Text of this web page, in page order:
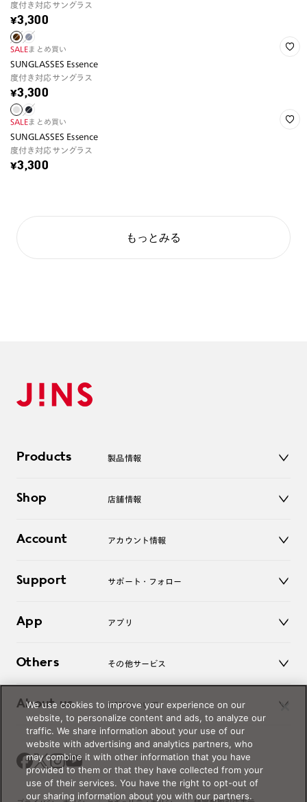
度付き対応サングラス
¥3,300
SALEまとめ買い
SUNGLASSES Essence
度付き対応サングラス
¥3,300
SALEまとめ買い
SUNGLASSES Essence
度付き対応サングラス
¥3,300
もっとみる
Products 製品情報
サングラス
コンタクトレンズ
アクセサリー
Shop 店舗情報
オンラインショップ
Account アカウント情報
ログアウト
Support サポート・フォロー
よくあるご質問
お問い合わせ
App アプリ
Others その他サービス
レンズ交換
オンラインギフト
価格案内
About us JINSについて
Magnify Life
会社概要
採用情報
法人のお客様
出店について
We use cookies to improve your experience on our
website, to personalize content and ads, to analyze our
traffic. We share information about your use of our
website with advertising and analytics partners, who
may combine it with other information that you have
provided to them or that they have collected from your
use of their services. You have the right to opt-out of
our sharing information about you with our partners.